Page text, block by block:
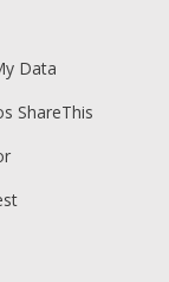
Data
ShareThis